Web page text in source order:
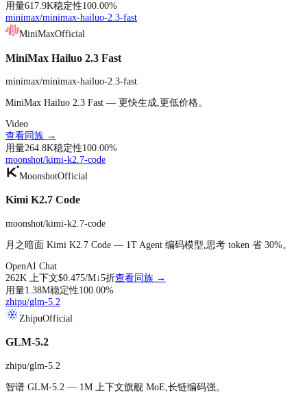
用量617.9K稳定性100.00%
minimax/minimax-hailuo-2.3-fast
MiniMaxOfficial
MiniMax Hailuo 2.3 Fast
minimax/minimax-hailuo-2.3-fast
MiniMax Hailuo 2.3 Fast — 更快生成,更低价格。
Video
查看同族 →
用量264.8K稳定性100.00%
moonshot/kimi-k2.7-code
MoonshotOfficial
Kimi K2.7 Code
moonshot/kimi-k2.7-code
月之暗面 Kimi K2.7 Code — 1T Agent 编码模型,思考 token 省 30%。
OpenAI Chat
262K
上下文$0.475/M↓5折查看同族 →
用量1.38M稳定性100.00%
zhipu/glm-5.2
ZhipuOfficial
GLM-5.2
zhipu/glm-5.2
智谱 GLM-5.2 — 1M 上下文旗舰 MoE,长链编码强。